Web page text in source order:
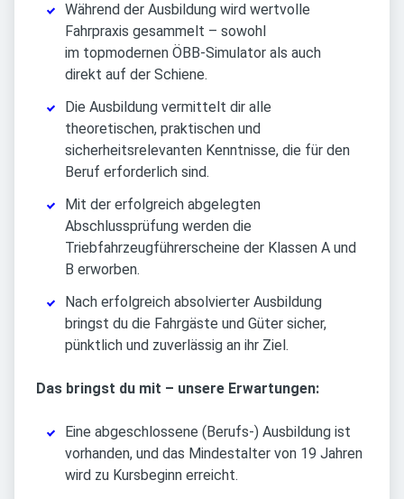
Während der Ausbildung wird wertvolle
Fahrpraxis gesammelt – sowohl
im topmodernen ÖBB-Simulator als auch
direkt auf der Schiene.
Die Ausbildung vermittelt dir alle
theoretischen, praktischen und
sicherheitsrelevanten Kenntnisse, die für den
Beruf erforderlich sind.
Mit der erfolgreich abgelegten
Abschlussprüfung werden die
Triebfahrzeugführerscheine der Klassen A und
B erworben.
Nach erfolgreich absolvierter Ausbildung
bringst du die Fahrgäste und Güter sicher,
pünktlich und zuverlässig an ihr Ziel.
Das bringst du mit – unsere Erwartungen:
Eine abgeschlossene (Berufs-) Ausbildung ist
vorhanden, und das Mindestalter von 19 Jahren
wird zu Kursbeginn erreicht.